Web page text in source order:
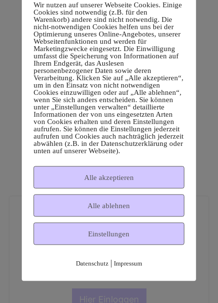
Dies ist ein geschützter
Mitgliederbereich!
Hier Einloggen
Wir nutzen auf unserer Webseite Cookies. Einige
Cookies sind notwendig (z.B. für den
Warenkorb) andere sind nicht notwendig. Die
nicht-notwendigen Cookies helfen uns bei der
Optimierung unseres Online-Angebotes, unserer
Webseitenfunktionen und werden für
Marketingzwecke eingesetzt. Die Einwilligung
umfasst die Speicherung von Informationen auf
Ihrem Endgerät, das Auslesen
personenbezogener Daten sowie deren
Verarbeitung. Klicken Sie auf „Alle akzeptieren“,
um in den Einsatz von nicht notwendigen
Cookies einzuwilligen oder auf „Alle ablehnen“,
wenn Sie sich anders entscheiden. Sie können
unter „Einstellungen verwalten“ detaillierte
Informationen der von uns eingesetzten Arten
von Cookies erhalten und deren Einstellungen
aufrufen. Sie können die Einstellungen jederzeit
aufrufen und Cookies auch nachträglich jederzeit
abwählen (z.B. in der Datenschutzerklärung oder
unten auf unserer Webseite).
Alle akzeptieren
Alle ablehnen
Einstellungen
Datenschutz| Impressum